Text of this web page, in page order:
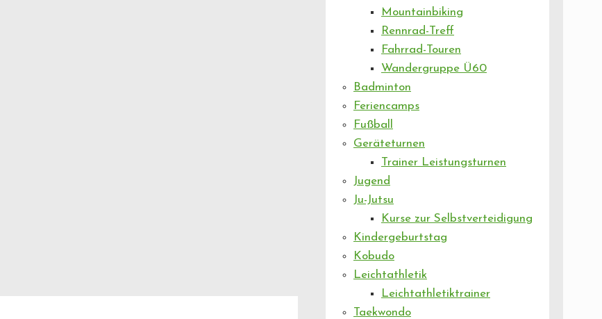
Mountainbiking
Rennrad-Treff
Fahrrad-Touren
Wandergruppe Ü60
Badminton
Feriencamps
Fußball
Geräteturnen
Trainer Leistungsturnen
Jugend
Ju-Jutsu
Kurse zur Selbstverteidigung
Kindergeburtstag
Kobudo
Leichtathletik
Leichtathletiktrainer
Taekwondo